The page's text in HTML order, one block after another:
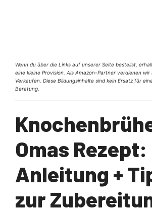
Wenn du über die Links auf unserer Seite bestellst,
eine kleine Provision. Als Amazon-Partner verdienen
Verkäufen. Diese Bildungsinhalte sind kein Ersatz für
Beratung.
Omas Rezept:
Anleitung +
zur